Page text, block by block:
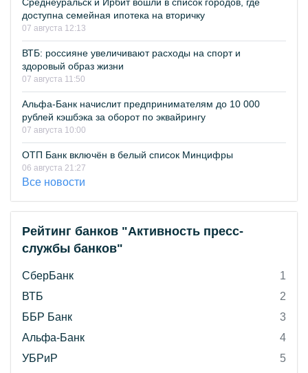
доступна семейная ипотека на вторичку
07 августа 12:13
ВТБ: россияне увеличивают расходы на спорт и
здоровый образ жизни
07 августа 11:50
Альфа-Банк начислит предпринимателям до 10 000
рублей кэшбэка за оборот по эквайрингу
07 августа 10:00
ОТП Банк включён в белый список Минцифры
06 августа 21:27
Все новости
Рейтинг банков "Активность пресс-
службы банков"
СберБанк
1
ВТБ
2
ББР Банк
3
Альфа-Банк
4
УБРиР
5